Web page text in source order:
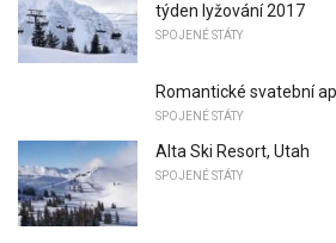
týden lyžování 2017
SPOJENÉ STÁTY
Romantické svatební
SPOJENÉ STÁTY
Alta Ski Resort, Utah
SPOJENÉ STÁTY